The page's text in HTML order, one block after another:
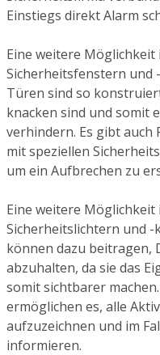
Einstiegs direkt Alarm
Eine weitere Möglichkeit
Sicherheitsfenstern und
Türen sind so
knacken sind und somit
verhindern. Es gibt auch
mit speziellen
um ein Aufbrechen zu
Eine weitere
Sicherheitslichtern und -
können dazu beitragen,
abzuhalten, da sie das
somit sichtbarer
ermöglichen es, alle
aufzuzeichnen und im
informieren.